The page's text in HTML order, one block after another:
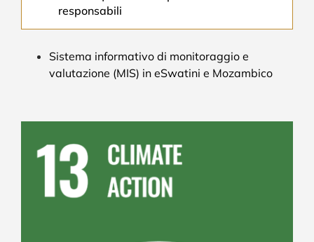
responsabili
Sistema informativo di monitoraggio e
valutazione (MIS) in eSwatini e Mozambico